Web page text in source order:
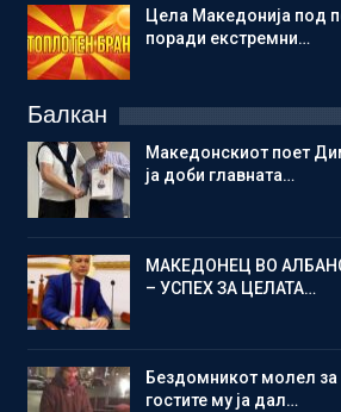
Цела Македонија под
поради екстремни…
Балкан
Македонскиот поет
ја доби главната…
МАКЕДОНЕЦ ВО
– УСПЕХ ЗА ЦЕЛАТА…
Бездомникот молел за
гостите му ја дал…